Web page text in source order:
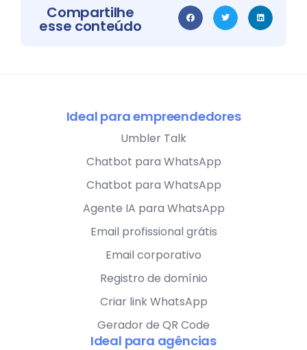
Compartilhe
esse conteúdo
Ideal para empreendedores
Umbler Talk
Chatbot para WhatsApp
Chatbot para WhatsApp
Agente IA para WhatsApp
Email profissional grátis
Email corporativo
Registro de domínio
Criar link WhatsApp
Gerador de QR Code
Ideal para agências